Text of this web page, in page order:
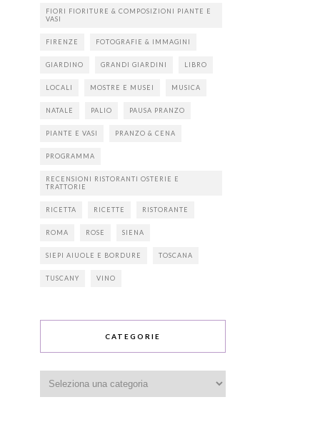
FIORI FIORITURE & COMPOSIZIONI PIANTE E
VASI
FIRENZE FOTOGRAFIE & IMMAGINI
GIARDINO GRANDI GIARDINI LIBRO
LOCALI MOSTRE E MUSEI MUSICA
NATALE PALIO PAUSA PRANZO
PIANTE E VASI PRANZO & CENA
PROGRAMMA
RECENSIONI RISTORANTI OSTERIE E
TRATTORIE
RICETTA RICETTE RISTORANTE
ROMA ROSE SIENA
SIEPI AIUOLE E BORDURE TOSCANA
TUSCANY VINO
CATEGORIE